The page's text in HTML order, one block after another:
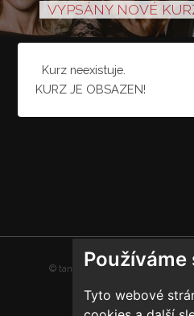
Tyto webové
VYPSÁNY NOVÉ
Kurz neexistuje.
KURZ JE OBSAZEN!
© tancirna.org | Všechna práva